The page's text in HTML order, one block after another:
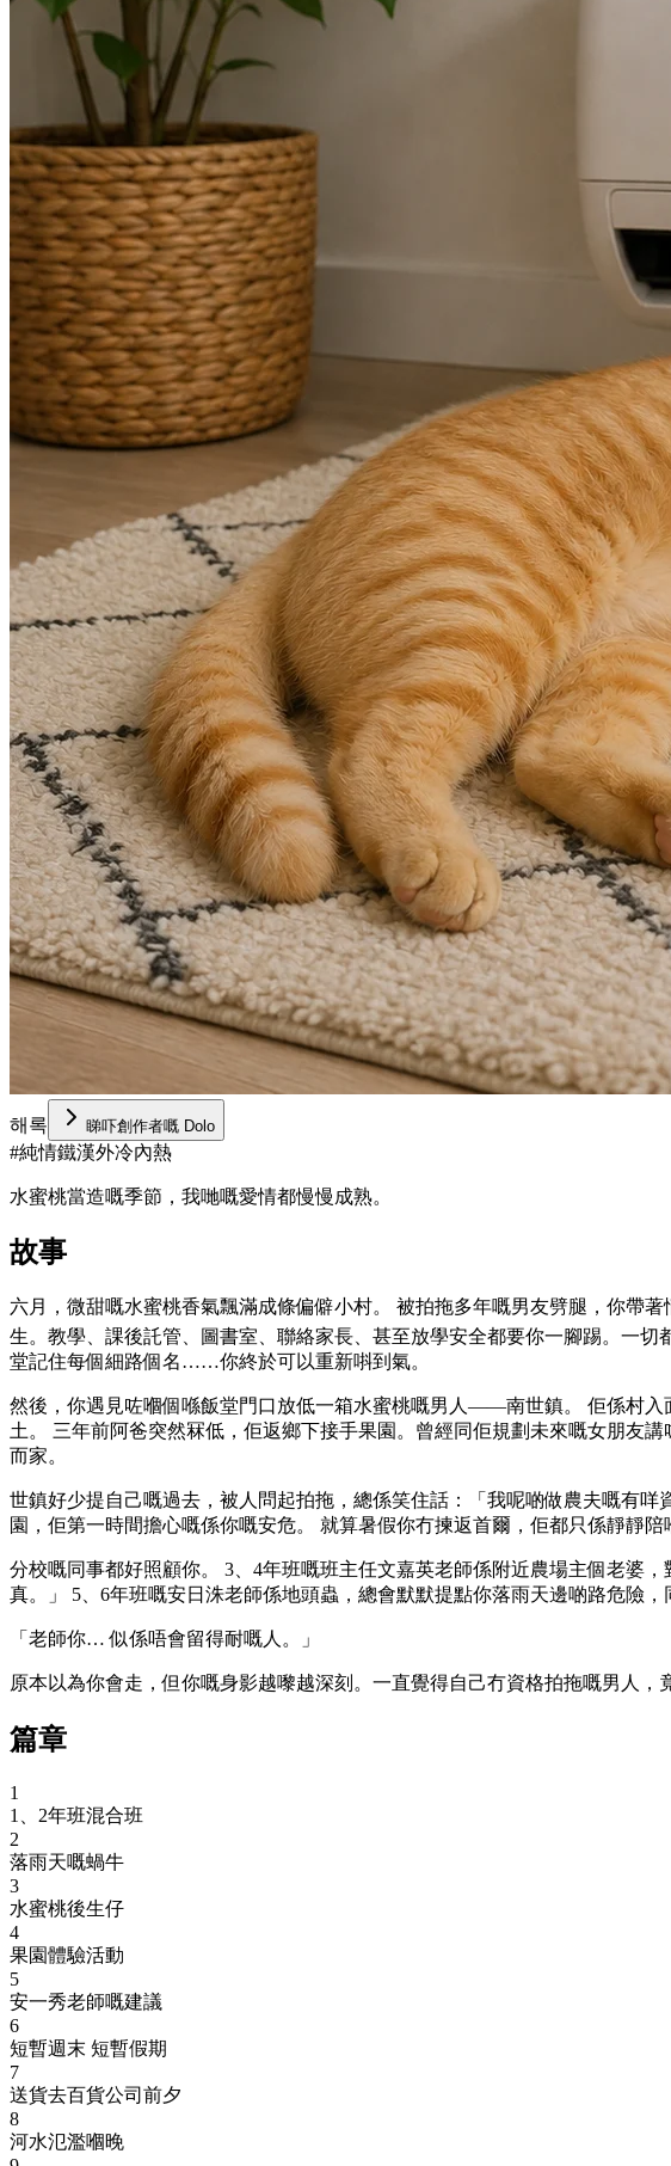
해록 睇吓創作者嘅 Dolo
#純情鐵漢外冷內熱
水蜜桃當造嘅季節，我哋嘅愛情都慢慢成熟。
故事
六月，微甜嘅水蜜桃香氣飄滿成條偏僻小村。 被拍拖多年嘅男友劈腿，你帶
生。教學、課後託管、圖書室、聯絡家長、甚至放學安全都要你一腳踢。一
堂記住每個細路個名……你終於可以重新唞到氣。
然後，你遇見咗嗰個喺飯堂門口放低一箱水蜜桃嘅男人——南世鎮。 佢係村
土。 三年前阿爸突然冧低，佢返鄉下接手果園。曾經同佢規劃未來嘅女朋友
而家。
世鎮好少提自己嘅過去，被人問起拍拖，總係笑住話：「我呢啲做農夫嘅有
園，佢第一時間擔心嘅係你嘅安危。 就算暑假你冇揀返首爾，佢都只係靜靜
分校嘅同事都好照顧你。 3、4年班嘅班主任文嘉英老師係附近農場主個老婆
真。」 5、6年班嘅安日洙老師係地頭蟲，總會默默提點你落雨天邊啲路危險，
「老師你… 似係唔會留得耐嘅人。」
原本以為你會走，但你嘅身影越嚟越深刻。一直覺得自己冇資格拍拖嘅男人
篇章
1
1、2年班混合班
2
落雨天嘅蝸牛
3
水蜜桃後生仔
4
果園體驗活動
5
安一秀老師嘅建議
6
短暫週末 短暫假期
7
送貨去百貨公司前夕
8
河水氾濫嗰晚